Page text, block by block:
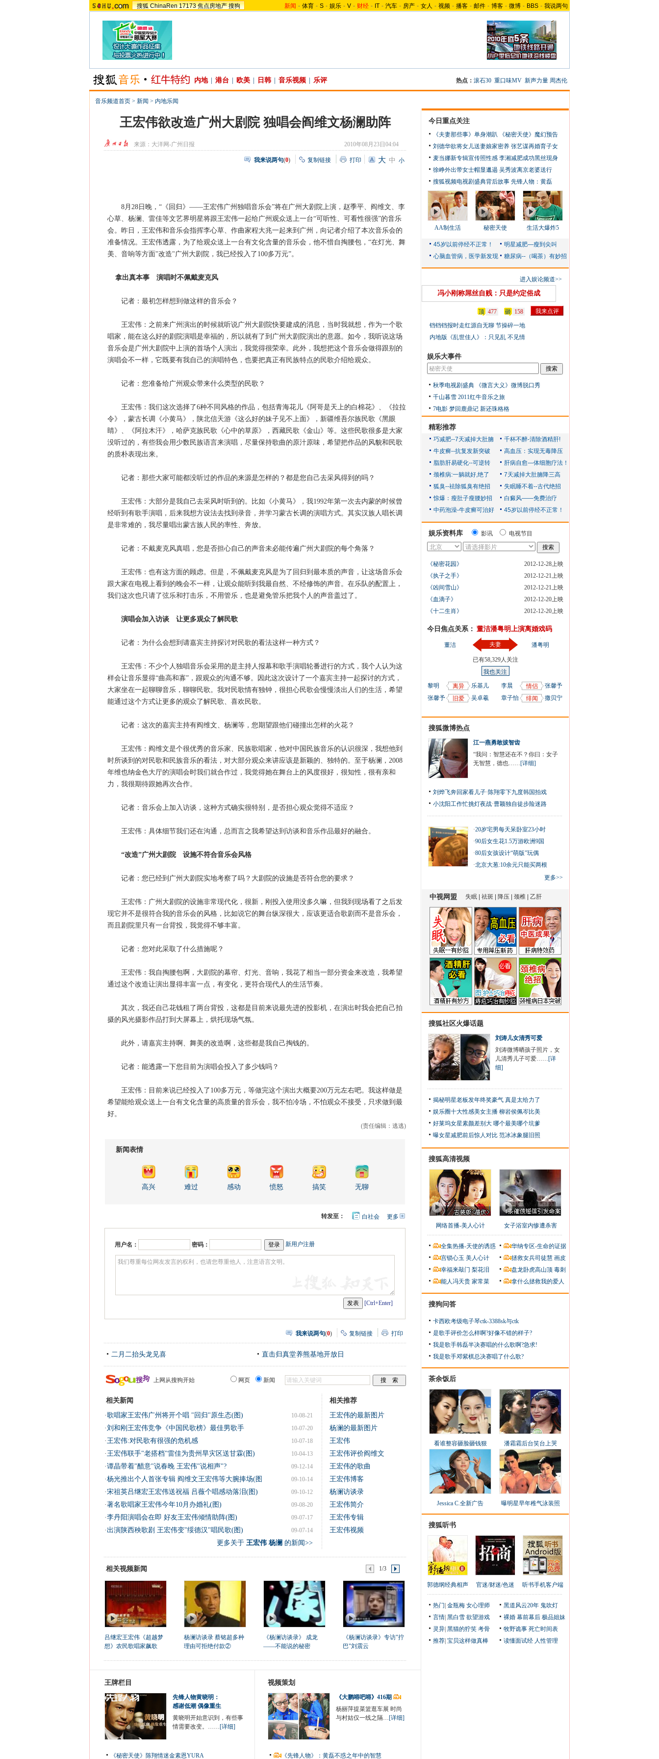
搜狐 ChinaRen 17173 焦点房地产 搜狗 新闻 - 体育 - S - 娱乐 - V - 财经 - IT - 汽车 - 房产 - 女人 - 视频 - 播客 - 邮件 - 博客 - 微博 - BBS - 我说两句
内地 港台 欧美 日韩 音乐视频 乐评 热点： 滚石30 重口味MV 新声力量 周杰伦
音乐频道首页 > 新闻 > 内地乐闻
王宏伟欲改造广州大剧院 独唱会阎维文杨澜助阵
来源： 大洋网-广州日报 2010年08月23日04:04
我来说两句(0) 复制链接 打印 大 中 小
8月28日晚，“《回归》——王宏伟广州独唱音乐会”将在广州大剧院上演，赵季平、阎维文、李
心草、杨澜、雷佳等文艺界明星将跟王宏伟一起给广州观众送上一台“可听性、可看性很强”的音乐
会。昨日，王宏伟和音乐会指挥李心草、作曲家程大兆一起来到广州，向记者介绍了本次音乐会的
准备情况。王宏伟透露，为了给观众送上一台有文化含量的音乐会，他不惜自掏腰包，“在灯光、舞
美、音响等方面"改造"广州大剧院，我已经投入了100多万元”。
拿出真本事 演唱时不佩戴麦克风
记者：最初怎样想到做这样的音乐会？
王宏伟：之前来广州演出的时候就听说广州大剧院快要建成的消息，当时我就想，作为一个歌
唱家，能在这么好的剧院演唱是幸福的，所以就有了到广州大剧院演出的意愿。如今，我听说这场
音乐会是广州大剧院中上演的首场个人演出，我觉得很荣幸。此外，我想把这个音乐会做得跟别的
演唱会不一样，它既要有我自己的演唱特色，也要把真正有民族特点的民歌介绍给观众。
记者：您准备给广州观众带来什么类型的民歌？
王宏伟：我们这次选择了6种不同风格的作品，包括青海花儿《阿哥是天上的白棉花》、《拉拉
令》，蒙古长调《小黄马》，陕北信天游《这么好的妹子见不上面》，新疆维吾尔族民歌《黑眼
睛》、《阿拉木汗》，哈萨克族民歌《心中的草原》，西藏民歌《金山》等。这些民歌很多是大家
没听过的，有些我会用少数民族语言来演唱，尽量保持歌曲的原汁原味，希望把作品的风貌和民歌
的质朴表现出来。
记者：那些大家可能都没听过的作品的来源是怎样的？都是您自己去采风得到的吗？
王宏伟：大部分是我自己去采风时听到的。比如《小黄马》，我1992年第一次去内蒙的时候曾
经听到有歌手演唱，后来我想方设法去找到录音，并学习蒙古长调的演唱方式。其实汉族人唱长调
是非常难的，我尽量唱出蒙古族人民的率性、奔放。
记者：不戴麦克风真唱，您是否担心自己的声音未必能传遍广州大剧院的每个角落？
王宏伟：也有这方面的顾虑。但是，不佩戴麦克风是为了回归到最本质的声音，让这场音乐会
跟大家在电视上看到的晚会不一样，让观众能听到我最自然、不经修饰的声音。在乐队的配置上，
我们这次也只请了弦乐和打击乐，不用管乐，也是避免管乐把我个人的声音盖过了。
演唱会加入访谈 让更多观众了解民歌
记者：为什么会想到请嘉宾主持探讨对民歌的看法这样一种方式？
王宏伟：不少个人独唱音乐会采用的是主持人报幕和歌手演唱轮番进行的方式，我个人认为这
样会让音乐显得“曲高和寡”，跟观众的沟通不够。因此这次设计了一个嘉宾主持一起探讨的方式，
大家坐在一起聊聊音乐，聊聊民歌。我对民歌情有独钟，很担心民歌会慢慢淡出人们的生活，希望
能通过这个方式让更多的观众了解民歌、喜欢民歌。
记者：这次的嘉宾主持有阎维文、杨澜等，您期望跟他们碰撞出怎样的火花？
王宏伟：阎维文是个很优秀的音乐家、民族歌唱家，他对中国民族音乐的认识很深，我想他到
时所谈到的对民歌和民族音乐的看法，对大部分观众来讲应该是新颖的、独特的。至于杨澜，2008
年维也纳金色大厅的演唱会时我们就合作过，我觉得她在舞台上的风度很好，很知性，很有亲和
力，我很期待跟她再次合作。
记者：音乐会上加入访谈，这种方式确实很特别，是否担心观众觉得不适应？
王宏伟：具体细节我们还在沟通，总而言之我希望达到访谈和音乐作品最好的融合。
“改造”广州大剧院 设施不符合音乐会风格
记者：您已经到广州大剧院实地考察了吗？大剧院的设施是否符合您的要求？
王宏伟：广州大剧院的设施非常现代化，很新，刚投入使用没多久嘛，但我到现场看了之后发
现它并不是很符合我的音乐会的风格，比如说它的舞台纵深很大，应该更适合歌剧而不是音乐会，
而且剧院里只有一台背投，我觉得不够丰富。
记者：您对此采取了什么措施呢？
王宏伟：我自掏腰包啊，大剧院的幕帘、灯光、音响，我花了相当一部分资金来改造，我希望
通过这个改造让演出显得丰富一点，有变化，更符合现代人的生活节奏。
其次，我还自己花钱租了两台背投，这都是目前来说最先进的投影机，在演出时我会把自己拍
摄的风光摄影作品打到大屏幕上，烘托现场气氛。
此外，请嘉宾主持啊、舞美的改造啊，这些都是我自己掏钱的。
记者：能透露一下您目前为演唱会投入了多少钱吗？
王宏伟：目前来说已经投入了100多万元，等做完这个演出大概要200万元左右吧。我这样做是
希望能给观众送上一台有文化含量的高质量的音乐会，我不怕冷场，不怕观众不接受，只求做到最
好。
(责任编辑：逃逃)
新闻表情
高兴 难过 感动 愤怒 搞笑 无聊
更多开
转发至： 白社会
用户名： 密码： 新用户注册
[Ctrl+Enter]
我来说两句(0) 复制链接 打印
二月二抬头龙见喜 直击归真堂养熊基地开放日
上网从搜狗开始 网页 新闻
相关新闻
10-08-21
·歌唱家王宏伟广州将开个唱 "回归"原生态(图)
10-07-20
·刘和刚王宏伟竞争《中国民歌榜》最佳男歌手
10-07-18
·王宏伟:对民歌有很强的危机感
10-04-13
·王宏伟联手"老搭档"雷佳为贵州旱灾区送甘霖(图)
09-12-14
·谭晶带着"醋意"说春晚 王宏伟"说相声"?
09-10-14
·杨光推出个人首张专辑 阎维文王宏伟等大腕捧场(图
09-10-12
·宋祖英吕继宏王宏伟送祝福 吕薇个唱感动落泪(图)
09-08-20
·著名歌唱家王宏伟今年10月办婚礼(图)
09-07-17
·李丹阳演唱会在即 好友王宏伟倾情助阵(图)
09-07-14
·出演陕西秧歌剧 王宏伟变"绥德汉"唱民歌(图)
更多关于 王宏伟 杨澜 的新闻>>
相关推荐
王宏伟的最新图片
杨澜的最新图片
王宏伟
王宏伟评价阎维文
王宏伟的歌曲
王宏伟博客
杨澜访谈录
王宏伟简介
王宏伟专辑
王宏伟视频
相关视频新闻 1/3
吕继宏王宏伟《超越梦
想》农民歌唱家飙歌
杨澜访谈录 蔡铭超多种
理由可拒绝付款②
《杨澜访谈录》 成龙
——不能说的秘密
《杨澜访谈录》专访"拧
巴"刘震云
王牌栏目
先锋人物黄晓明：
感谢低潮 偶像重生
黄晓明开始意识到，有些事
情需要改变。……[详细]
《秘密天使》陈翔情迷金素恩YURA
视频策划
《大鹏嘚吧嘚》416期
杨丽萍提菜篮逛车展 时尚
与村姑仅一线之隔…[详细]
《先锋人物》：黄磊不惑之年中的智慧
今日重点关注
《夫妻那些事》单身潮趴
《秘密天使》魔幻预告
刘德华欲将女儿送妻娘家密养 张艺谋再婚育子女
麦当娜新专辑宣传照性感 李湘减肥成功黑丝现身
徐峥外出带女士帽显邋遢 吴秀波离京老婆送行
搜狐视频电视剧盛典背后故事 先锋人物：黄磊
AA制生活 秘密天使 生活大爆炸5
进入娱论频道>>
冯小刚称屌丝自贱：只是约定俗成
顶 477 砸
158
铛铛铛报时走红源自无聊 节操碎一地
内地版《乱世佳人》：只见乱 不见情
娱乐大事件
秋季电视剧盛典
《微言大义》微博脱口秀
千山暮雪 2011红牛音乐之旅
7电影 梦回鹿鼎记 新还珠格格
精彩推荐
娱乐资料库 影讯 电视节目
《秘密花园》
2012-12-28上映
《执子之手》
2012-12-21上映
《凶间雪山》
2012-12-21上映
《血滴子》
2012-12-20上映
《十二生肖》
2012-12-20上映
今日焦点关系： 董洁潘粤明上演离婚戏码
董洁 夫妻
已有58,329人关注
我也关注
潘粤明
黎明 离异
乐基儿
张馨予
旧爱 吴卓羲
李晨 情侣
张馨予
章子怡
绯闻 撒贝宁
搜狐微博热点
江一燕勇敢拔智齿
“我问：智慧还在不？你曰：女子
无智慧，德也……[详细]
刘烨飞奔回家看儿子·陈翔零下九度韩国拍戏
小沈阳工作忙挑灯夜战·曹颖独自徒步险迷路
·20岁宅男每天呆卧室23小时
·90后女生花1.5万游欧洲9国
·80后女孩设计“萌版”玩偶
·北京大葱:10余元只能买两根
更多>>
搜狐社区火爆话题
刘涛儿女清秀可爱
刘涛微博晒孩子照片，女
儿清秀儿子可爱……[详
细]
揭秘明星老板发年终奖豪气 真是太给力了
娱乐圈十大性感美女主播 柳岩侯佩岑比美
好莱坞女星素颜差别大 哪个最美哪个坑爹
曝女星减肥前后惊人对比 范冰冰象腿旧照
搜狐高清视频
网络首播-美人心计 女子浴室内惨遭杀害
全集热播-天使的诱惑
华纳专区-生命的证据
宫锁心玉 美人心计 拯救女兵司徒慧 画皮
幸福来敲门 梨花泪 盘龙卧虎高山顶 毒刺
能人冯天贵 家常菜 拿什么拯救我的爱人
搜狗问答
卡西欧考级电子琴ctk-3388sk与ctk
是歌手评价怎么样啊?好像不错的样子?
我是歌手韩磊半决赛唱的什么歌啊?急求!
我是歌手邓紫棋总决赛唱了什么歌?
茶余饭后
看谁整容砸脸砸钱狠 潘霜霜后台笑台上哭
Jessica C.全新广告 曝明星早年稚气泳装照
搜狐听书
郭德纲经典相声 官迷/财迷/色迷 听书手机客户端
热门 金瓶梅 女心理师 黑道风云20年 鬼吹灯
言情 黑白雪 欲望游戏 裸婚 幕前幕后 极品姐妹
灵异 黑猫的狞笑 考骨 牧野诡事 死亡时间表
推荐 宝贝这样做真棒 读懂面试经 人性管理